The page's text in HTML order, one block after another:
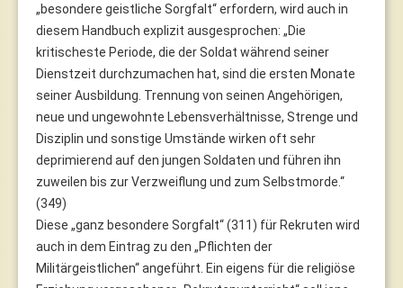
„besondere geistliche Sorgfalt“ erfordern, wird auch in
diesem Handbuch explizit ausgesprochen: „Die
kritischeste Periode, die der Soldat während seiner
Dienstzeit durchzumachen hat, sind die ersten Monate
seiner Ausbildung. Trennung von seinen Angehörigen,
neue und ungewohnte Lebensverhältnisse, Strenge und
Disziplin und sonstige Umstände wirken oft sehr
deprimierend auf den jungen Soldaten und führen ihn
zuweilen bis zur Verzweiflung und zum Selbstmorde.“
(349)
Diese „ganz besondere Sorgfalt“ (311) für Rekruten wird
auch in dem Eintrag zu den „Pflichten der
Militärgeistlichen“ angeführt. Ein eigens für die religiöse